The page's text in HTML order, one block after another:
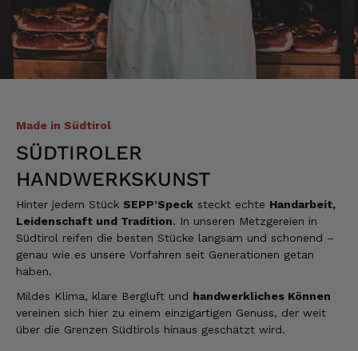
Made in Südtirol
SÜDTIROLER
HANDWERKSKUNST
Hinter jedem Stück SEPP’Speck steckt echte Handarbeit,
Leidenschaft und Tradition. In unseren Metzgereien in
Südtirol reifen die besten Stücke langsam und schonend –
genau wie es unsere Vorfahren seit Generationen getan
haben.
Mildes Klima, klare Bergluft und handwerkliches Können
vereinen sich hier zu einem einzigartigen Genuss, der weit
über die Grenzen Südtirols hinaus geschätzt wird.